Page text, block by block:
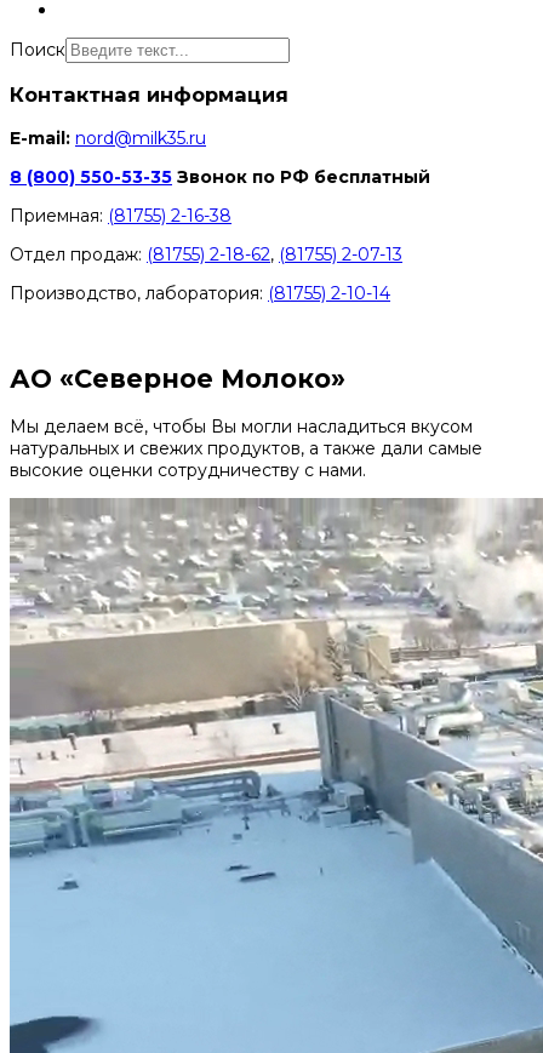
Поиск
Контактная информация
E-mail: nord@milk35.ru
8 (800) 550-53-35 Звонок по РФ бесплатный
Приемная: (81755) 2-16-38
Отдел продаж: (81755) 2-18-62, (81755) 2-07-13
Производство, лаборатория: (81755) 2-10-14
АО «Северное Молоко»
Мы делаем всё, чтобы Вы могли насладиться вкусом
натуральных и свежих продуктов, а также дали самые
высокие оценки сотрудничеству с нами.